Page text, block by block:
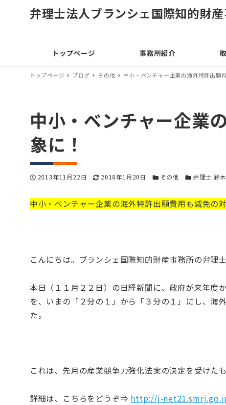
弁理士法人ブランシェ国際知的財
トップページ 事務所紹介
トップページ ブログ その他 中小・ベンチャー企業の海外特許出願
中小・ベンチャー企業
象に！
投稿日
2013年11月22日 更新日
2018年1月20日 カテゴリー
その他 カテゴリー
弁理士 鈴
中小・ベンチャー企業の海外特許出願費用も減免の
こんにちは。ブランシェ国際知的財産事務所の弁理
本日（１１月２２日）の日経新聞に、政府が来年度
を、いまの「２分の１」から「３分の１」にし、海
た。
これは、先月の産業競争力強化法案の決定を受けたも
詳細は、こちらをどうぞ⇒ http://j-